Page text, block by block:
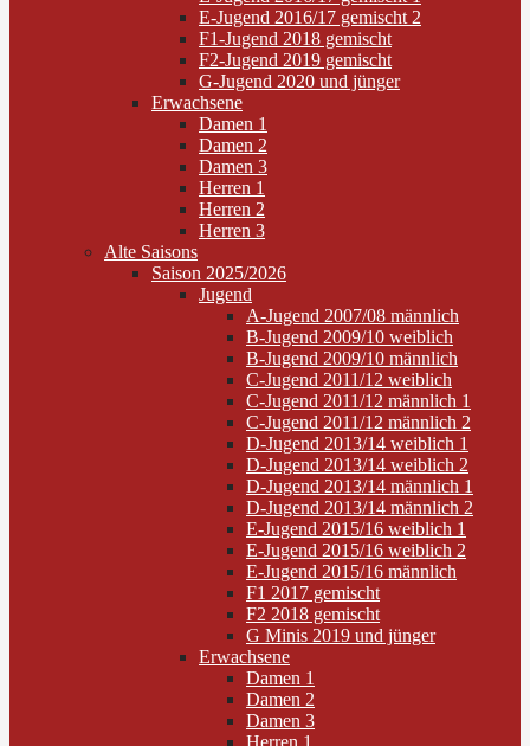
E-Jugend 2016/17 gemischt 2
F1-Jugend 2018 gemischt
F2-Jugend 2019 gemischt
G-Jugend 2020 und jünger
Erwachsene
Damen 1
Damen 2
Damen 3
Herren 1
Herren 2
Herren 3
Alte Saisons
Saison 2025/2026
Jugend
A-Jugend 2007/08 männlich
B-Jugend 2009/10 weiblich
B-Jugend 2009/10 männlich
C-Jugend 2011/12 weiblich
C-Jugend 2011/12 männlich 1
C-Jugend 2011/12 männlich 2
D-Jugend 2013/14 weiblich 1
D-Jugend 2013/14 weiblich 2
D-Jugend 2013/14 männlich 1
D-Jugend 2013/14 männlich 2
E-Jugend 2015/16 weiblich 1
E-Jugend 2015/16 weiblich 2
E-Jugend 2015/16 männlich
F1 2017 gemischt
F2 2018 gemischt
G Minis 2019 und jünger
Erwachsene
Damen 1
Damen 2
Damen 3
Herren 1